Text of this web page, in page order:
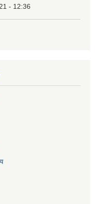
- 12:36